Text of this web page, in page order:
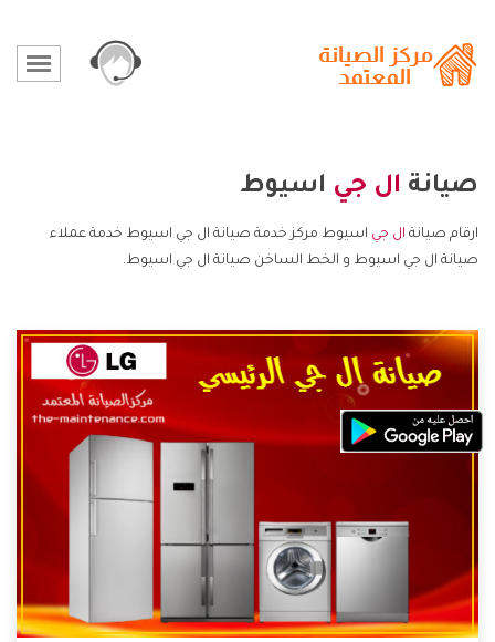
صيانة ال جي اسيوط
ارقام صيانة ال جي اسيوط مركز خدمة صيانة ال جي اسيوط خدمة عملاء
صيانة ال جي اسيوط و الخط الساخن صيانة ال جي اسيوط.